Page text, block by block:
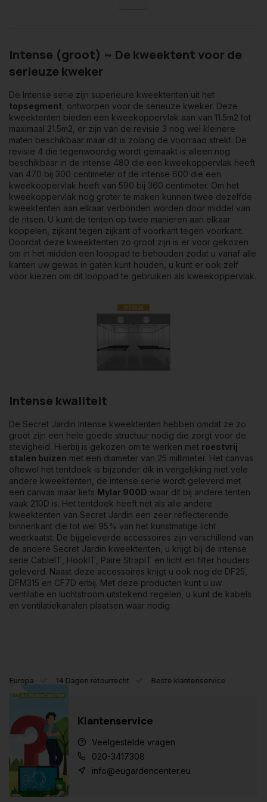
Intense (groot) ~ De kweektent voor de
serieuze kweker
De Intense serie zijn superieure kweektenten uit het
topsegment , ontworpen voor de serieuze kweker. Deze
kweektenten bieden een kweekoppervlak aan van 11.5m2 tot
maximaal 21.5m2, er zijn van de revisie 3 nog wel kleinere
maten beschikbaar maar dit is zolang de voorraad strekt. De
revisie 4 die tegenwoordig wordt gemaakt is alleen nog
beschikbaar in de intense 480 die een kweekoppervlak heeft
van 470 bij 300 centimeter of de intense 600 die een
kweekoppervlak heeft van 590 bij 360 centimeter. Om het
kweekoppervlak nog groter te maken kunnen twee dezelfde
kweektenten aan elkaar verbonden worden door middel van
de ritsen. U kunt de tenten op twee manieren aan elkaar
koppelen, zijkant tegen zijkant of voorkant tegen voorkant.
Doordat deze kweektenten zo groot zijn is er voor gekozen
om in het midden een looppad te behouden zodat u vanaf alle
kanten uw gewas in gaten kunt houden, u kunt er ook zelf
voor kiezen om dit looppad te gebruiken als kweekoppervlak.
Intense kwaliteit
De Secret Jardin Intense kweektenten hebben omdat ze zo
groot zijn een hele goede structuur nodig die zorgt voor de
stevigheid. Hierbij is gekozen om te werken met roestvrij
stalen buizen met een diameter van 25 millimeter. Het canvas
oftewel het tentdoek is bijzonder dik in vergelijking met vele
andere kweektenten, de intense serie wordt geleverd met
een canvas maar liefs Mylar 900D waar dit bij andere tenten
vaak 210D is. Het tentdoek heeft net als alle andere
kweektenten van Secret Jardin een zeer reflecterende
binnenkant die tot wel 95% van het kunstmatige licht
weerkaatst. De bijgeleverde accessoires zijn verschillend van
de andere Secret Jardin kweektenten, u krijgt bij de intense
serie CableIT , HookIT, Paire StrapIT en licht en filter houders
geleverd. Naast deze accessoires krijgt u ook nog de DF25
DFM315 en CF7D erbij. Met deze producten kunt u uw
ventilatie en luchtstroom uitstekend regelen, u kunt de kabels
en ventilatiekanalen plaatsen waar nodig.
Europa 14 Dagen retourrecht Beste klantenservice
Klantenservice
Veelgestelde vragen
020-3417308
info@eugardencenter.eu